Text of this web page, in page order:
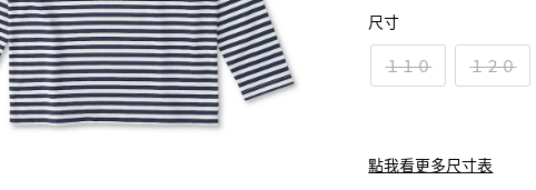
尺寸
１１０
１２０
點我看更多尺寸表